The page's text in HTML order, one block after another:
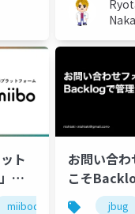
ト
サ
miibodesigner 会話
お問い合
こそ
ろ
jbug